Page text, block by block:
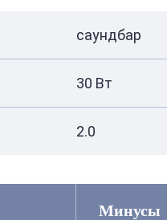
саундбар
30 Вт
2.0
Минусы